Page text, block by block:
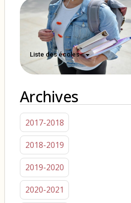
Liste des écoles
Archives
2017-2018
2018-2019
2019-2020
2020-2021